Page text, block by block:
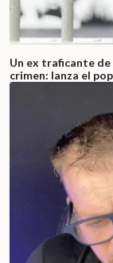
Un ex traficante de
crimen: lanza el